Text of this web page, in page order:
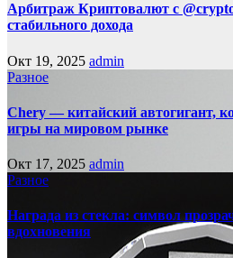
Арбитраж Криптовалют с
стабильного дохода
Окт 19, 2025 admin
Разное
Chery — китайский автогигант,
игры на мировом рынке
Окт 17, 2025 admin
Разное
Награда из стекла: символ
вдохновения